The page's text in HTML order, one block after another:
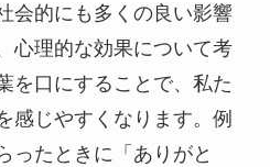
会的にも多くの良い影響
心理的な効果について考
を口にすることで、私た
感じやすくなります。例
ったときに「ありがと